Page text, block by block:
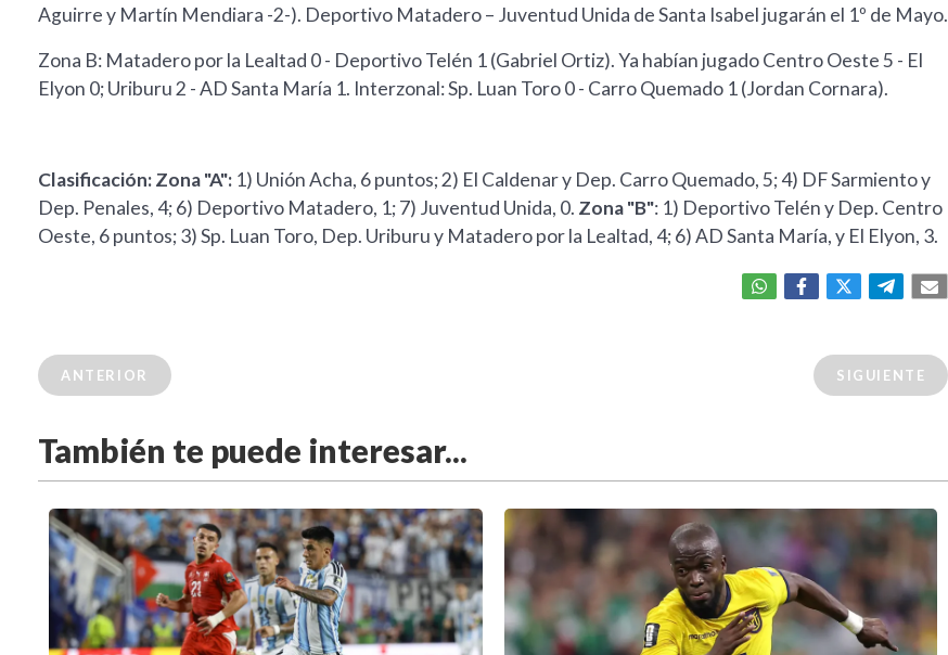
Aguirre y Martín Mendiara -2-). Deportivo Matadero – Juventud Unida de Santa Isabel jugarán el 1º de Mayo.
Zona B: Matadero por la Lealtad 0 - Deportivo Telén 1 (Gabriel Ortiz). Ya habían jugado Centro Oeste 5 - El
Elyon 0; Uriburu 2 - AD Santa María 1. Interzonal: Sp. Luan Toro 0 - Carro Quemado 1 (Jordan Cornara).
Clasificación: Zona "A": 1) Unión Acha, 6 puntos; 2) El Caldenar y Dep. Carro Quemado, 5; 4) DF Sarmiento y
Dep. Penales, 4; 6) Deportivo Matadero, 1; 7) Juventud Unida, 0. Zona "B": 1) Deportivo Telén y Dep. Centro
Oeste, 6 puntos; 3) Sp. Luan Toro, Dep. Uriburu y Matadero por la Lealtad, 4; 6) AD Santa María, y El Elyon, 3.
ANTERIOR SIGUIENTE
También te puede interesar...